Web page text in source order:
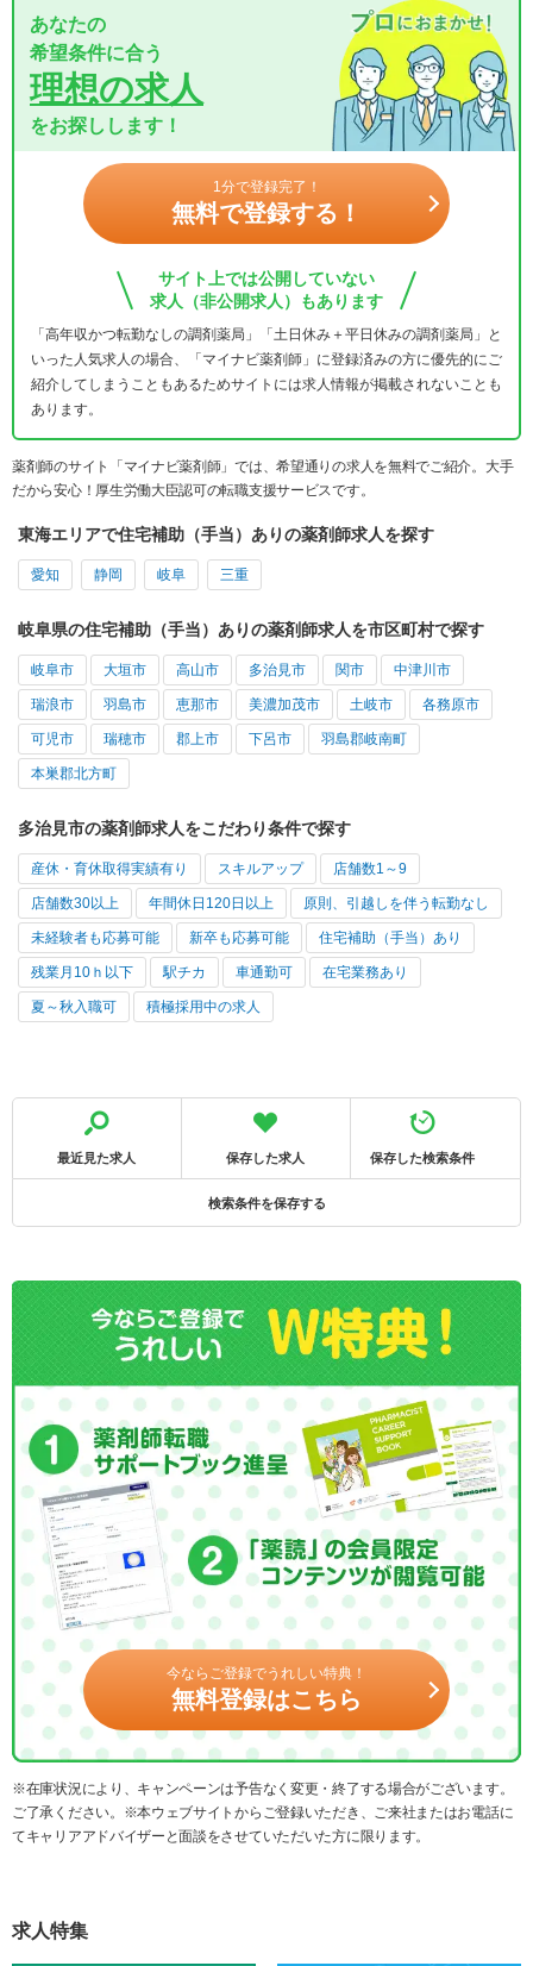
あなたの
希望条件に合う
理想の求人
をお探しします！
1分で登録完了！
無料で登録する！
サイト上では公開していない
求人（非公開求人）もあります
「高年収かつ転勤なしの調剤薬局」「土日休み＋平日休みの調剤薬局」と
いった人気求人の場合、「マイナビ薬剤師」に登録済みの方に優先的にご
紹介してしまうこともあるためサイトには求人情報が掲載されないことも
あります。
薬剤師のサイト「マイナビ薬剤師」では、希望通りの求人を無料でご紹介。大手
だから安心！厚生労働大臣認可の転職支援サービスです。
東海エリアで住宅補助（手当）ありの薬剤師求人を探す
愛知 静岡 岐阜 三重
岐阜県の住宅補助（手当）ありの薬剤師求人を市区町村で探す
岐阜市 大垣市 高山市 多治見市 関市 中津川市
瑞浪市 羽島市 恵那市 美濃加茂市 土岐市 各務原市
可児市 瑞穂市 郡上市 下呂市 羽島郡岐南町
本巣郡北方町
多治見市の薬剤師求人をこだわり条件で探す
産休・育休取得実績有り スキルアップ 店舗数1～9
店舗数30以上 年間休日120日以上 原則、引越しを伴う転勤なし
未経験者も応募可能 新卒も応募可能 住宅補助（手当）あり
残業月10ｈ以下 駅チカ 車通勤可 在宅業務あり
夏～秋入職可 積極採用中の求人
最近見た求人 保存した求人 保存した検索条件
検索条件を保存する
今ならご登録でうれしい特典！
無料登録はこちら
※在庫状況により、キャンペーンは予告なく変更・終了する場合がございます。
ご了承ください。※本ウェブサイトからご登録いただき、ご来社またはお電話に
てキャリアアドバイザーと面談をさせていただいた方に限ります。
求人特集